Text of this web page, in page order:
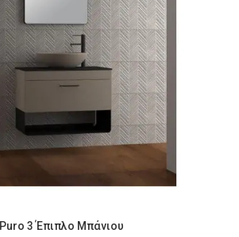
Puro 3 Έπιπλο Μπάνιου